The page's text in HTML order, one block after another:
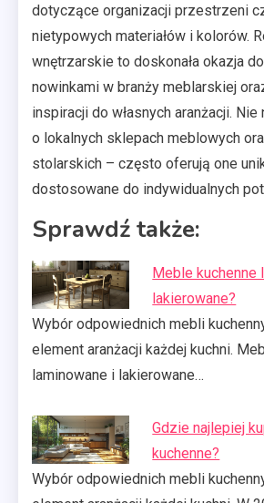
dotyczące organizacji przestrzeni
nietypowych materiałów i kolorów.
wnętrzarskie to doskonała okazja
nowinkami w branży meblarskiej
inspiracji do własnych aranżacji.
o lokalnych sklepach meblowych
stolarskich – często oferują one
dostosowane do indywidualnych
Sprawdź także:
Meble kuchenne
lakierowane?
Wybór odpowiednich mebli
element aranżacji każdej kuchni.
laminowane i lakierowane…
Gdzie najlepiej
kuchenne?
Wybór odpowiednich mebli